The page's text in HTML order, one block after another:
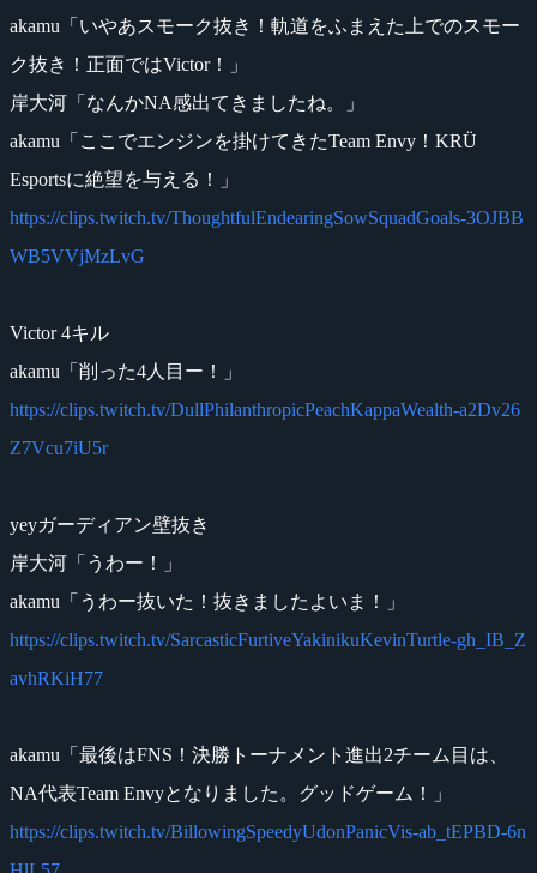
akamu「いやあスモーク抜き！軌道をふまえた上でのスモー
ク抜き！正面ではVictor！」
岸大河「なんかNA感出てきましたね。」
akamu「ここでエンジンを掛けてきたTeam Envy！KRÜ
Esportsに絶望を与える！」
https://clips.twitch.tv/ThoughtfulEndearingSowSquadGoals-3OJBB
WB5VVjMzLvG
Victor 4キル
akamu「削った4人目ー！」
https://clips.twitch.tv/DullPhilanthropicPeachKappaWealth-a2Dv26
Z7Vcu7iU5r
yeyガーディアン壁抜き
岸大河「うわー！」
akamu「うわー抜いた！抜きましたよいま！」
https://clips.twitch.tv/SarcasticFurtiveYakinikuKevinTurtle-gh_IB_Z
avhRKiH77
akamu「最後はFNS！決勝トーナメント進出2チーム目は、
NA代表Team Envyとなりました。グッドゲーム！」
https://clips.twitch.tv/BillowingSpeedyUdonPanicVis-ab_tEPBD-6n